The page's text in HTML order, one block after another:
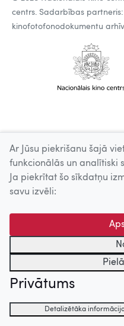
centrs. Sadarbības partneris:
kinofotofonodokumentu
Ar Jūsu piekrišanu šajā
funkcionālās un analītiski
Ja piekrītat šo sīkdatņu
savu izvēli:
Privātums
Detalizētāka